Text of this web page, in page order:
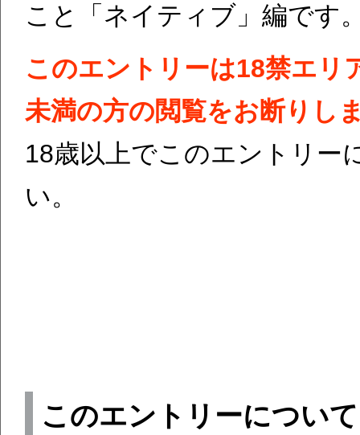
こと「ネイティブ」編です
このエントリーは18禁エリ
未満の方の閲覧をお断りし
18歳以上でこのエントリー
い。
このエントリーについて